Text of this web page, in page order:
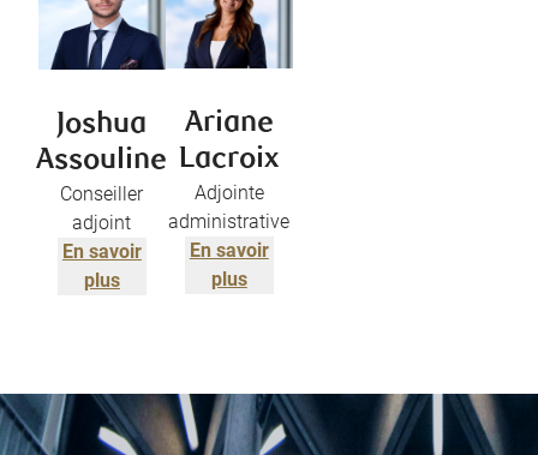
Joshua
Assouline
Conseiller
adjoint
En savoir
plus
Ariane
Lacroix
Adjointe
administrative
En savoir
plus